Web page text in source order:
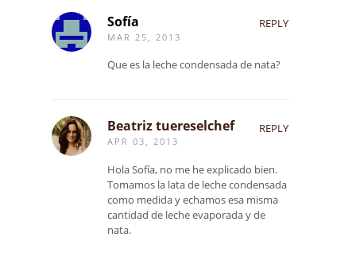
Sofía
MAR 25, 2013
REPLY
Que es la leche condensada de nata?
Beatriz tuereselchef
APR 03, 2013
REPLY
Hola Sofía, no me he explicado bien.
Tomamos la lata de leche condensada
como medida y echamos esa misma
cantidad de leche evaporada y de
nata.